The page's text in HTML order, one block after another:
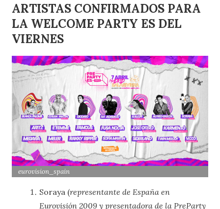
ARTISTAS CONFIRMADOS PARA
LA WELCOME PARTY ES DEL
VIERNES
eurovision_spain
Soraya (representante de España en
Eurovisión 2009 y presentadora de la PreParty